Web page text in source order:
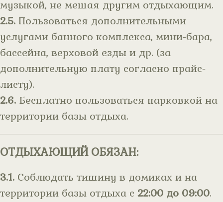
музыкой, не мешая другим отдыхающим.
2.5. Пользоваться дополнительными
услугами банного комплекса, мини-бара,
бассейна, верховой езды и др. (за
дополнительную плату согласно прайс-
листу).
2.6. Бесплатно пользоваться парковкой на
территории базы отдыха.
ОТДЫХАЮЩИЙ ОБЯЗАН:
3.1. Соблюдать тишину в домиках и на
территории базы отдыха с 22:00 до 09:00.